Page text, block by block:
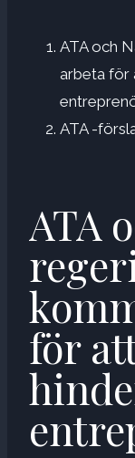
ATA och
arbeta för
ATA -
ATA
för